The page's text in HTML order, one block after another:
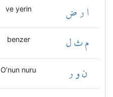
ve yerin ا ر ض
benzer م ث ل
O’nun nuru ن و ر